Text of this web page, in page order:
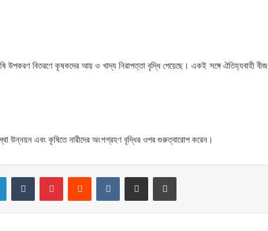
উপকরণ বিতরণে কৃষকদের আয় ও খাদ্য নিরাপত্তা বৃদ্ধি পেয়েছে। একই সঙ্গে ঐতিহ্যবাহী বীজ
উন্নয়ন এবং কৃষিতে নারীদের অংশগ্রহণ বৃদ্ধির ওপর গুরুত্বারোপ করেন।
LinkedInTumblr PinterestReddit VKontakteShare via Email Print